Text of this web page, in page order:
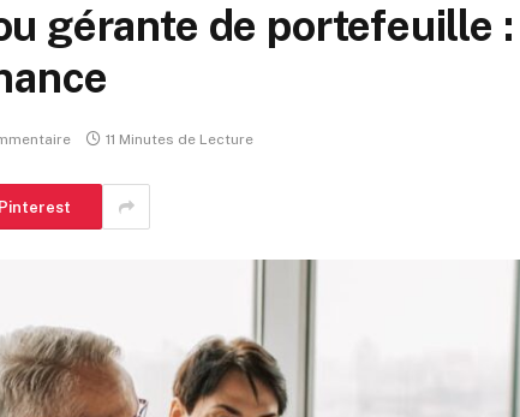
gérante de portefeuille :
11 Minutes de Lecture
Pinterest